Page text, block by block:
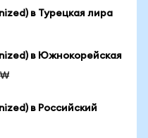
в Турецкая лира
в Южнокорейская
₩
в Российский